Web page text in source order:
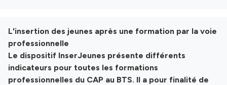
L'insertion des jeunes après une formation par la voie
professionnelle
Le dispositif InserJeunes présente différents
indicateurs pour toutes les formations
professionnelles du CAP au BTS. Il a pour finalité de